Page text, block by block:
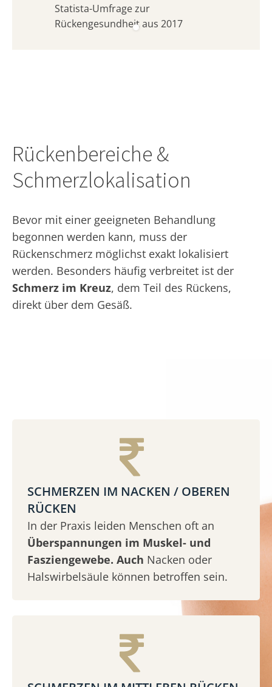
Statista-Umfrage zur
Rückengesundheit aus 2017
Rückenbereiche &
Schmerzlokalisation
Bevor mit einer geeigneten Behandlung
begonnen werden kann, muss der
Rückenschmerz möglichst exakt lokalisiert
werden. Besonders häufig verbreitet ist der
Schmerz im Kreuz, dem Teil des Rückens,
direkt über dem Gesäß.
SCHMERZEN IM NACKEN / OBEREN
RÜCKEN
In der Praxis leiden Menschen oft an
Überspannungen im Muskel- und
Fasziengewebe. Auch Nacken oder
Halswirbelsäule können betroffen sein.